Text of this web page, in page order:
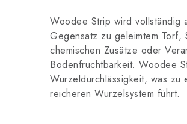
Woodee Strip wird vollständig
Gegensatz zu geleimtem Torf,
chemischen Zusätze oder
Bodenfruchtbarkeit. Woodee
Wurzeldurchlässigkeit, was zu
reicheren Wurzelsystem führt.